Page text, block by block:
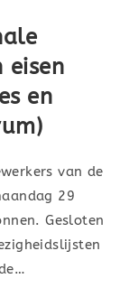
eisen
en
van de
29
Gesloten